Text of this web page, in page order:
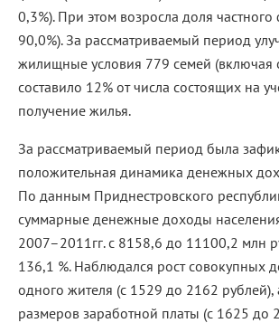
0,3%). При этом возросла доля
90,0%). За рассматриваемый период
жилищные условия 779 семей (включая
составило 12% от числа состоящих на
получение жилья.
За рассматриваемый период была
положительная динамика денежных
По данным Приднестровского
суммарные денежные доходы
2007–2011гг. с 8158,6 до 11100,2 млн
136,1 %. Наблюдался рост совокупных
одного жителя (с 1529 до 2162 рублей),
размеров заработной платы (с 1625 до